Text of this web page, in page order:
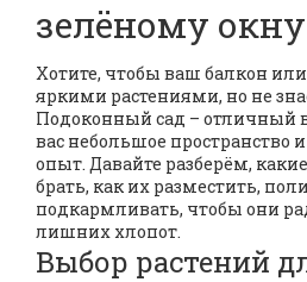
зелёному окну
Хотите, чтобы ваш балкон
яркими растениями, но не
Подоконный сад – отличный
вас небольшое пространство
опыт. Давайте разберём,
брать, как их разместить,
подкармливать, чтобы они
лишних хлопот.
Выбор растений